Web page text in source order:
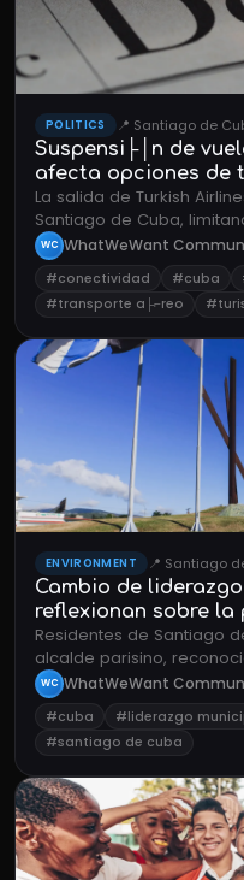
POLITICS 📍 Santiago de
Suspensi├│n de
afecta opciones de
de Cuba
La salida de Turkish
Santiago de Cuba,
internacionales y
WC WhatWeWant
#conectividad #cuba
#transporte a├⌐reo
ENVIRONMENT 📍 Santiago
Cambio de
reflexionan sobre la
Residentes de Santiago
alcalde parisino,
cambios pol├¡ticos
directo en la ciudad.
WC WhatWeWant
#cuba #liderazgo
#santiago de cuba